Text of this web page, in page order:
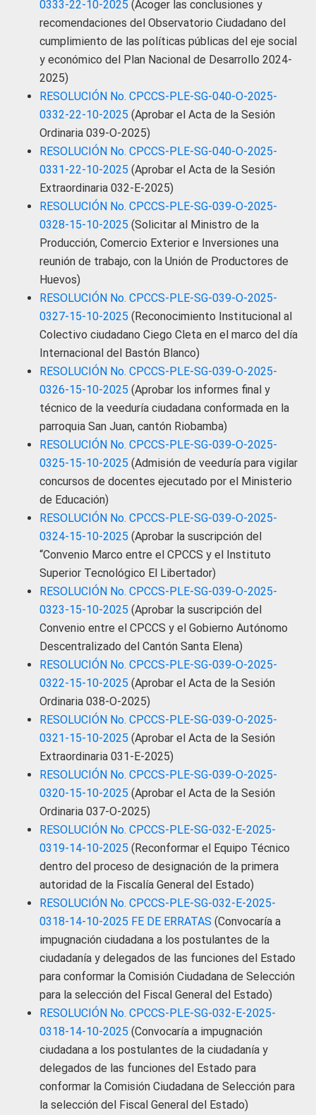
0333-22-10-2025 (Acoger las conclusiones y
recomendaciones del Observatorio Ciudadano del
cumplimiento de las políticas públicas del eje social
y económico del Plan Nacional de Desarrollo 2024-
2025)
RESOLUCIÓN No. CPCCS-PLE-SG-040-O-2025-
0332-22-10-2025 (Aprobar el Acta de la Sesión
Ordinaria 039-O-2025)
RESOLUCIÓN No. CPCCS-PLE-SG-040-O-2025-
0331-22-10-2025 (Aprobar el Acta de la Sesión
Extraordinaria 032-E-2025)
RESOLUCIÓN No. CPCCS-PLE-SG-039-O-2025-
0328-15-10-2025 (Solicitar al Ministro de la
Producción, Comercio Exterior e Inversiones una
reunión de trabajo, con la Unión de Productores de
Huevos)
RESOLUCIÓN No. CPCCS-PLE-SG-039-O-2025-
0327-15-10-2025 (Reconocimiento Institucional al
Colectivo ciudadano Ciego Cleta en el marco del día
Internacional del Bastón Blanco)
RESOLUCIÓN No. CPCCS-PLE-SG-039-O-2025-
0326-15-10-2025 (Aprobar los informes final y
técnico de la veeduría ciudadana conformada en la
parroquia San Juan, cantón Riobamba)
RESOLUCIÓN No. CPCCS-PLE-SG-039-O-2025-
0325-15-10-2025 (Admisión de veeduría para vigilar
concursos de docentes ejecutado por el Ministerio
de Educación)
RESOLUCIÓN No. CPCCS-PLE-SG-039-O-2025-
0324-15-10-2025 (Aprobar la suscripción del
“Convenio Marco entre el CPCCS y el Instituto
Superior Tecnológico El Libertador)
RESOLUCIÓN No. CPCCS-PLE-SG-039-O-2025-
0323-15-10-2025 (Aprobar la suscripción del
Convenio entre el CPCCS y el Gobierno Autónomo
Descentralizado del Cantón Santa Elena)
RESOLUCIÓN No. CPCCS-PLE-SG-039-O-2025-
0322-15-10-2025 (Aprobar el Acta de la Sesión
Ordinaria 038-O-2025)
RESOLUCIÓN No. CPCCS-PLE-SG-039-O-2025-
0321-15-10-2025 (Aprobar el Acta de la Sesión
Extraordinaria 031-E-2025)
RESOLUCIÓN No. CPCCS-PLE-SG-039-O-2025-
0320-15-10-2025 (Aprobar el Acta de la Sesión
Ordinaria 037-O-2025)
RESOLUCIÓN No. CPCCS-PLE-SG-032-E-2025-
0319-14-10-2025 (Reconformar el Equipo Técnico
dentro del proceso de designación de la primera
autoridad de la Fiscalía General del Estado)
RESOLUCIÓN No. CPCCS-PLE-SG-032-E-2025-
0318-14-10-2025 FE DE ERRATAS (Convocaría a
impugnación ciudadana a los postulantes de la
ciudadanía y delegados de las funciones del Estado
para conformar la Comisión Ciudadana de Selección
para la selección del Fiscal General del Estado)
RESOLUCIÓN No. CPCCS-PLE-SG-032-E-2025-
0318-14-10-2025 (Convocaría a impugnación
ciudadana a los postulantes de la ciudadanía y
delegados de las funciones del Estado para
conformar la Comisión Ciudadana de Selección para
la selección del Fiscal General del Estado)